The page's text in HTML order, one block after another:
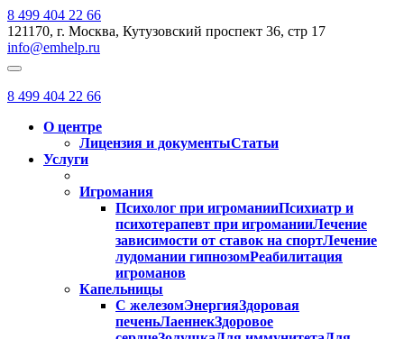
8 499 404 22 66
121170, г. Москва, Кутузовский проспект 36, стр 17
info@emhelp.ru
8 499 404 22 66
О центре
Лицензия и документыСтатьи
Услуги
Игромания
Психолог при игроманииПсихиатр и
психотерапевт при игроманииЛечение
зависимости от ставок на спортЛечение
лудомании гипнозомРеабилитация
игроманов
Капельницы
С железомЭнергияЗдоровая
печеньЛаеннекЗдоровое